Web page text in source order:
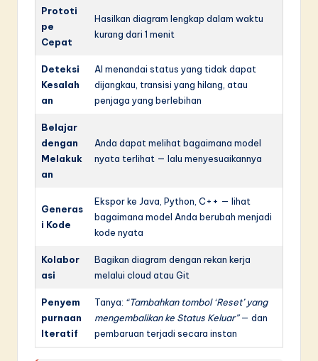
Prototi
pe
Cepat
Hasilkan diagram lengkap dalam waktu
kurang dari 1 menit
Deteksi
Kesalah
an
AI menandai status yang tidak dapat
dijangkau, transisi yang hilang, atau
penjaga yang berlebihan
Belajar
dengan
Melakuk
an
Anda dapat melihat bagaimana model
nyata terlihat — lalu menyesuaikannya
Generas
i Kode
Ekspor ke Java, Python, C++ — lihat
bagaimana model Anda berubah menjadi
kode nyata
Kolabor
asi
Bagikan diagram dengan rekan kerja
melalui cloud atau Git
Penyem
purnaan
Iteratif
Tanya: “Tambahkan tombol ‘Reset’ yang
mengembalikan ke Status Keluar”— dan
pembaruan terjadi secara instan